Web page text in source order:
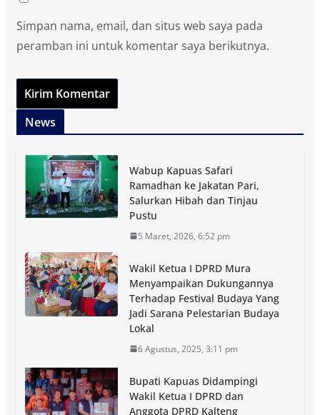
Simpan nama, email, dan situs web saya pada
peramban ini untuk komentar saya berikutnya.
News
Wabup Kapuas Safari
Ramadhan ke Jakatan Pari,
Salurkan Hibah dan Tinjau
Pustu
5 Maret, 2026, 6:52 pm
Wakil Ketua I DPRD Mura
Menyampaikan Dukungannya
Terhadap Festival Budaya Yang
Jadi Sarana Pelestarian Budaya
Lokal
6 Agustus, 2025, 3:11 pm
Bupati Kapuas Didampingi
Wakil Ketua I DPRD dan
Anggota DPRD Kalteng